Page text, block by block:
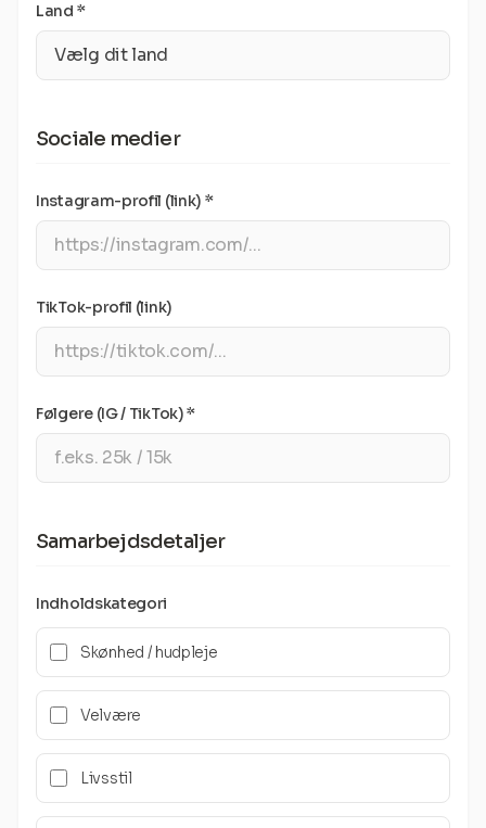
Land *
Sociale medier
Instagram-profil (link) *
TikTok-profil (link)
Følgere (IG / TikTok) *
Samarbejdsdetaljer
Indholdskategori
Skønhed / hudpleje
Velvære
Livsstil